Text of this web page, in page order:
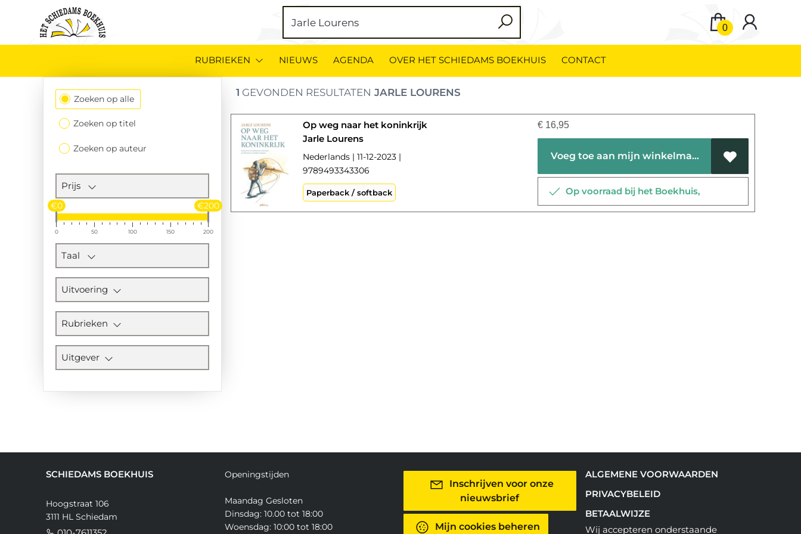
0
RUBRIEKEN NIEUWS AGENDA OVER HET SCHIEDAMS BOEKHUIS CONTACT
Filtersectie
Zoeken op alle
Zoeken op titel
Zoeken op auteur
Prijs
€0 €200
0 50 100 150 200
Taal
Uitvoering
Rubrieken
Uitgever
1 GEVONDEN RESULTATEN JARLE LOURENS
Op weg naar het koninkrijk
Jarle Lourens
Nederlands | 11-12-2023 |
9789493343306
Paperback / softback
€ 16,95
Voeg toe aan mijn winkelmandje
Op voorraad bij het Boekhuis,
SCHIEDAMS BOEKHUIS
Hoogstraat 106
3111 HL Schiedam
Openingstijden
Maandag Gesloten
Dinsdag: 10.00 tot 18:00
Woensdag: 10:00 tot 18:00
Inschrijven voor onze
nieuwsbrief
Mijn cookies beheren
ALGEMENE VOORWAARDEN
PRIVACYBELEID
BETAALWIJZE
Wij accepteren onderstaande